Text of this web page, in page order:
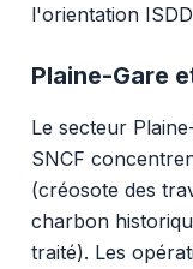
l'orientation
Plaine-Gare
Le secteur
SNCF
(créosote des
charbon
traité). Les